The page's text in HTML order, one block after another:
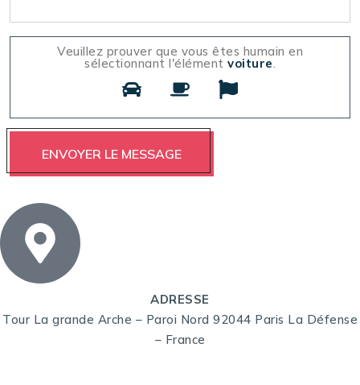
Veuillez prouver que vous êtes humain en
sélectionnant l'élément voiture.
ADRESSE
Tour La grande Arche – Paroi Nord 92044 Paris La Défense
– France